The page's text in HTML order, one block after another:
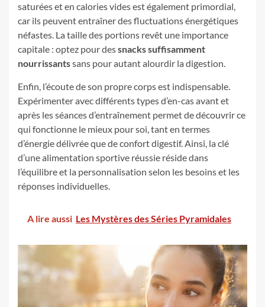
saturées et en calories vides est également primordial,
car ils peuvent entraîner des fluctuations énergétiques
néfastes. La taille des portions revêt une importance
capitale : optez pour dessnacks suffisamment
nourrissantssans pour autant alourdir la digestion.
Enfin, l’écoute de son propre corps est indispensable.
Expérimenter avec différents types d’en-cas avant et
après les séances d’entraînement permet de découvrir ce
qui fonctionne le mieux pour soi, tant en termes
d’énergie délivrée que de confort digestif. Ainsi, la clé
d’une alimentation sportive réussie réside dans
l’équilibre et la personnalisation selon les besoins et les
réponses individuelles.
A lire aussi Les Mystères des Séries Pyramidales